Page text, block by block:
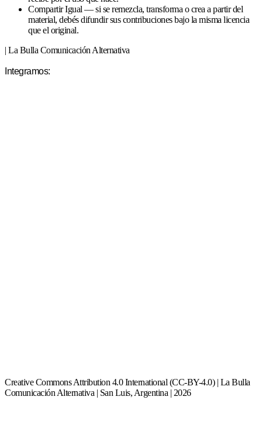
Compartir Igual — si se remezcla, transforma o crea a partir del
material, debés difundir sus contribuciones bajo la misma licencia
que el original.
| La Bulla Comunicación Alternativa
Integramos:
Creative Commons Attribution 4.0 International (CC-BY-4.0) | La Bulla
Comunicación Alternativa | San Luis, Argentina | 2026